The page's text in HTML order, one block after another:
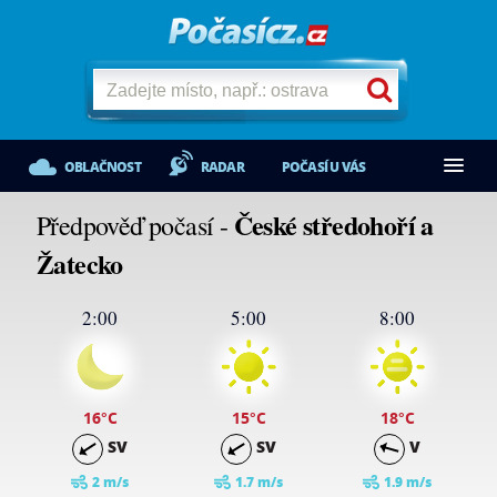
OBLAČNOST RADAR POČASÍ U VÁS
Předpověď počasí - České středohoří a
Žatecko
2:00
16°C
SV
2 m/s
5:00
15°C
SV
1.7 m/s
8:00
18°C
V
1.9 m/s